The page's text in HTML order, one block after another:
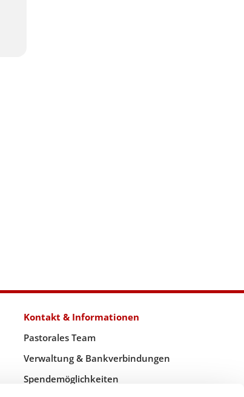
Kontakt & Informationen
Pastorales Team
Verwaltung & Bankverbindungen
Spendemöglichkeiten